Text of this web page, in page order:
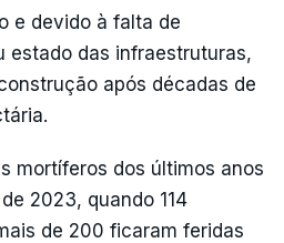
e devido à falta de
estado das infraestruturas,
após décadas de
mortíferos dos últimos anos
2023, quando 114
de 200 ficaram feridas